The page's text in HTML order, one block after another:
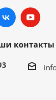
контакты